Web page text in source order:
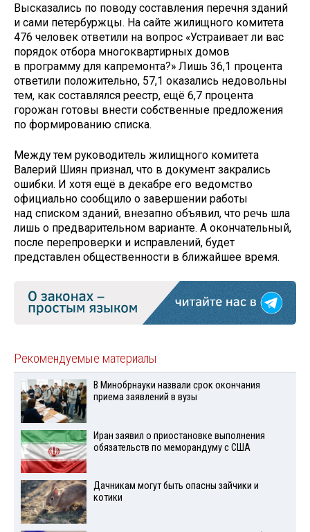
Высказались по поводу составления перечня зданий
и сами петербуржцы. На сайте жилищного комитета
476 человек ответили на вопрос «Устраивает ли вас
порядок отбора многоквартирных домов
в программу для капремонта?» Лишь 36,1 процента
ответили положительно, 57,1 оказались недовольны
тем, как составлялся реестр, ещё 6,7 процента
горожан готовы внести собственные предложения
по формированию списка.
Между тем руководитель жилищного комитета
Валерий Шиян признал, что в документ закрались
ошибки. И хотя ещё в декабре его ведомство
официально сообщило о завершении работы
над списком зданий, внезапно объявил, что речь шла
лишь о предварительном варианте. А окончательный,
после перепроверки и исправлений, будет
представлен общественности в ближайшее время.
Рекомендуемые материалы
В Минобрнауки назвали срок окончания
приема заявлений в вузы
Иран заявил о приостановке выполнения
обязательств по меморандуму с США
Дачникам могут быть опасны зайчики и
котики